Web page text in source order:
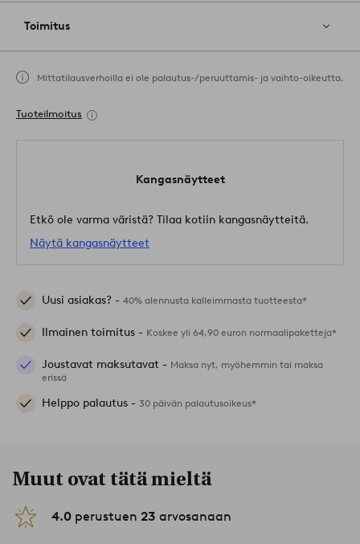
Toimitus
Mittatilausverhoilla ei ole palautus-/peruuttamis- ja vaihto-oikeutta.
Tuoteilmoitus
Kangasnäytteet
Etkö ole varma väristä? Tilaa kotiin kangasnäytteitä.
Näytä kangasnäytteet
Uusi asiakas? - 40% alennusta kalleimmasta tuotteesta*
Ilmainen toimitus - Koskee yli 64,90 euron normaalipaketteja*
Joustavat maksutavat - Maksa nyt, myöhemmin tai maksa
erissä
Helppo palautus - 30 päivän palautusoikeus*
Muut ovat tätä mieltä
4.0 perustuen 23 arvosanaan